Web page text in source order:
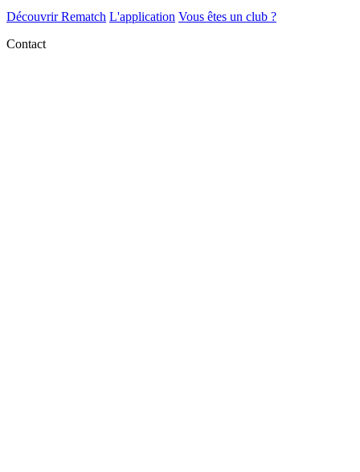
Découvrir Rematch L'application Vous êtes un club ?
Contact